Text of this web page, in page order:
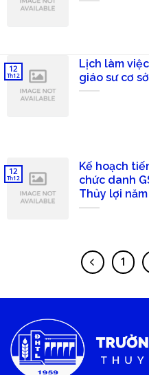
Lịch làm
giáo sư cơ
12
Th12
Kế hoạch
chức danh
Thủy lợi năm
12
Th12
1